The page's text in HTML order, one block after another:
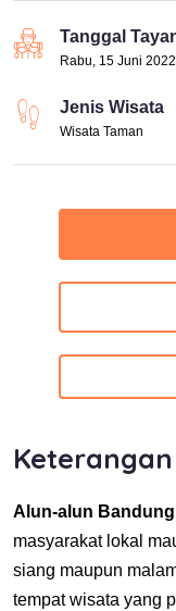
Tanggal
Rabu, 15 Juni
Jenis Wisata
Wisata Taman
Keterangan
Alun-alun Bandung
masyarakat lokal
siang maupun
tempat wisata yang